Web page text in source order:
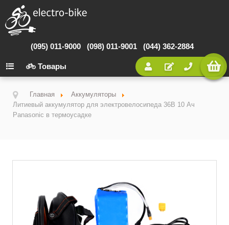
(095) 011-9000 (098) 011-9001 (044) 362-2884
Товары
Главная
Аккумуляторы
Литиевый аккумулятор для электровелосипеда 36В 10 Ач
Panasonic в термоусадке